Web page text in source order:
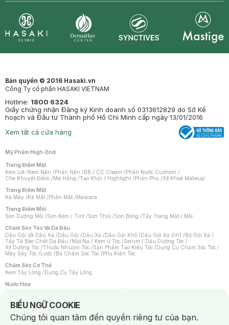
Bản quyền © 2016 Hasaki.vn
Công Ty cổ phần HASAKI VIETNAM
Hotline: 1800 6324
Giấy chứng nhận Đăng ký Kinh doanh số 0313612829 do Sở Kế
hoạch và Đầu tư Thành phố Hồ Chí Minh cấp ngày 13/01/2016
Xem tất cả cửa hàng
Mỹ Phẩm High-End
Trang Điểm Mặt
Kem Lót /Kem Nền /Phấn Nền /BB / CC Cream /Phấn Nước Cushion /
Che Khuyết Điểm /Má Hồng /Tạo Khối / Highlight /Phấn Phủ /Xịt Khoá Makeup
Trang Điểm Mắt
Kẻ Mày /Kẻ Mắt /Phấn Mắt /Mascara
Trang Điểm Môi
Son Dưỡng Môi /Son Kem / Tint /Son Thỏi /Son Bóng /Tẩy Trang Mắt / Môi
Chăm Sóc Tóc Và Da Đầu
Dầu Gội Và Dầu Xả /Dầu Gội /Dầu Xả /Dầu Gội Khô /Dầu Gội Xả 2in1 /Bộ Gội Xả /
Tẩy Tế Bào Chết Da Đầu /Mặt Nạ / Kem Ủ Tóc /Serum / Dầu Dưỡng Tóc /
Xịt Dưỡng Tóc /Thuốc Nhuộm Tóc /Sản Phẩm Tạo Kiểu Tóc /Dụng Cụ Chăm Sóc Tóc /
Máy Sấy Tóc /Lược /Bộ Chăm Sóc Tóc /Phụ Kiện Tóc
Chăm Sóc Cơ Thể
Kem Tẩy Lông /Dụng Cụ Tẩy Lông
Nước Hoa
Nước Hoa Nữ
Chăm Sóc Cá Nhân
Chống Muỗi /Khẩu Trang /Máy Massage/Mặt Nạ Xông Hơi /Nước Rửa Tay/
Sản Phẩm Chăm Sóc Khác /Bàn Chải Đánh Răng /Bàn Chải Điện/
BIỂU NGỮ COOKIE
Notice about cookies usage
Chúng tôi quan tâm đến quyền riêng tư của bạn.